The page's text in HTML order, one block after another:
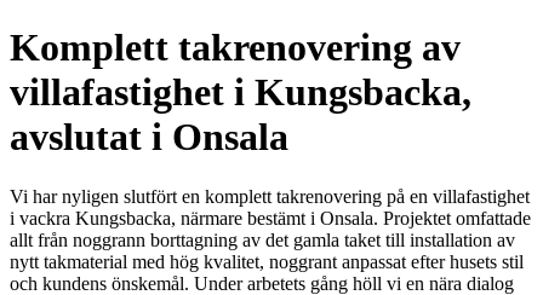
Komplett takrenovering av
villafastighet i Kungsbacka,
avslutat i Onsala
Vi har nyligen slutfört en komplett takrenovering på en villafastighet
i vackra Kungsbacka, närmare bestämt i Onsala. Projektet omfattade
allt från noggrann borttagning av det gamla taket till installation av
nytt takmaterial med hög kvalitet, noggrant anpassat efter husets stil
och kundens önskemål. Under arbetets gång höll vi en nära dialog